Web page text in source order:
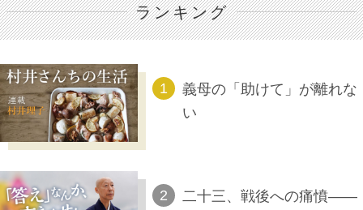
ランキング
義母の「助けて」が離れな
い
二十三、戦後への痛憤――